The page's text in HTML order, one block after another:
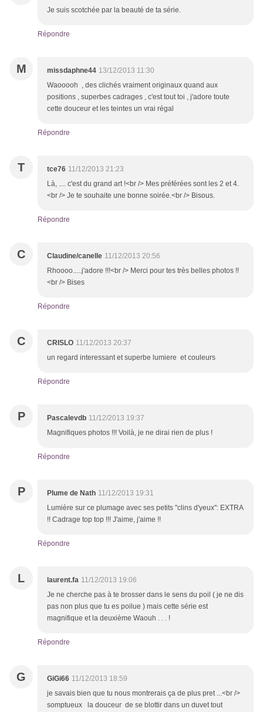
Je suis scotchée par la beauté de ta série.
Répondre
M missdaphne44 13/12/2013 11:30
Waooooh , des clichés vraiment originaux quand aux
positions , superbes cadrages , c'est tout toi , j'adore toute
cette douceur et les teintes un vrai régal
Répondre
T tce76 11/12/2013 21:23
Là, .... c'est du grand art !<br /> Mes préférées sont les 2 et 4.
<br /> Je te souhaite une bonne soirée.<br /> Bisous.
Répondre
C Claudine/canelle 11/12/2013 20:56
Rhoooo.....j'adore !!!<br /> Merci pour tes très belles photos !!
<br /> Bises
Répondre
C CRISLO 11/12/2013 20:37
un regard interessant et superbe lumiere et couleurs
Répondre
P Pascalevdb 11/12/2013 19:37
Magnifiques photos !!! Voilà, je ne dirai rien de plus !
Répondre
P Plume de Nath 11/12/2013 19:31
Lumière sur ce plumage avec ses petits "clins d'yeux": EXTRA
!! Cadrage top top !!! J'aime, j'aime !!
Répondre
L laurent.fa 11/12/2013 19:06
Je ne cherche pas à te brosser dans le sens du poil ( je ne dis
pas non plus que tu es poilue ) mais cette série est
magnifique et la deuxième Waouh . . . !
Répondre
G GiGi66 11/12/2013 18:59
je savais bien que tu nous montrerais ça de plus pret ...<br />
somptueux la douceur de se blottir dans un duvet tout